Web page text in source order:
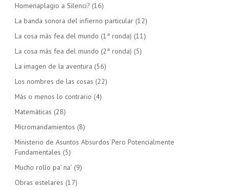
Homenaplagio a Silenci? (16)
La banda sonora del infierno particular (12)
La cosa más fea del mundo (1ª ronda) (11)
La cosa más fea del mundo (2ª ronda) (5)
La imagen de la aventura (56)
Los nombres de las cosas (22)
Más o menos lo contrario (4)
Matemáticas (28)
Micromandamientos (8)
Ministerio de Asuntos Absurdos Pero Potencialmente
Fundamentales (5)
Mucho rollo pa' na' (9)
Obras estelares (17)